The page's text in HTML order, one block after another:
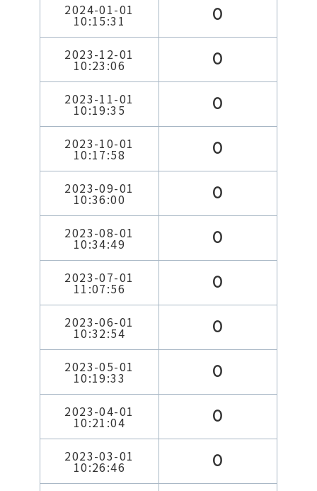
2024-01-01
10:15:31 0
2023-12-01
10:23:06 0
2023-11-01
10:19:35 0
2023-10-01
10:17:58 0
2023-09-01
10:36:00 0
2023-08-01
10:34:49 0
2023-07-01
11:07:56 0
2023-06-01
10:32:54 0
2023-05-01
10:19:33 0
2023-04-01
10:21:04 0
2023-03-01
10:26:46 0